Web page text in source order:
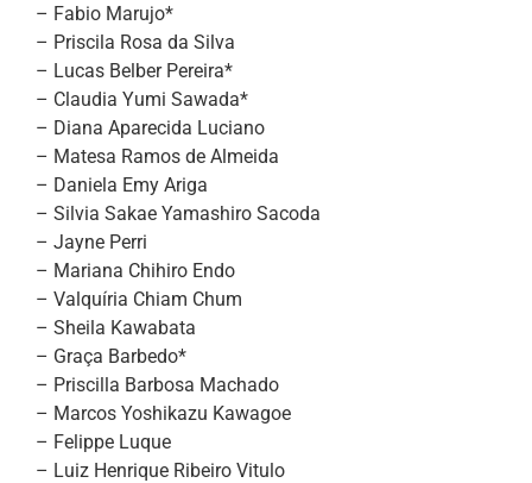
– Fabio Marujo*
– Priscila Rosa da Silva
– Lucas Belber Pereira*
– Claudia Yumi Sawada*
– Diana Aparecida Luciano
– Matesa Ramos de Almeida
– Daniela Emy Ariga
– Silvia Sakae Yamashiro Sacoda
– Jayne Perri
– Mariana Chihiro Endo
– Valquíria Chiam Chum
– Sheila Kawabata
– Graça Barbedo*
– Priscilla Barbosa Machado
– Marcos Yoshikazu Kawagoe
– Felippe Luque
– Luiz Henrique Ribeiro Vitulo